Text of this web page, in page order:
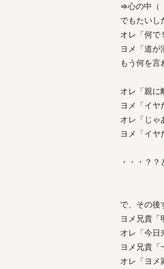
⇒心の中（
でもたいし
オレ「何で
ヨメ「道が
もう何を言
オレ「親に
ヨメ「イヤ
オレ「じゃ
ヨメ「イヤ
・・・？
で、その後
ヨメ兄貴「
オレ「今日
ヨメ兄貴「
オレ「ヨメ